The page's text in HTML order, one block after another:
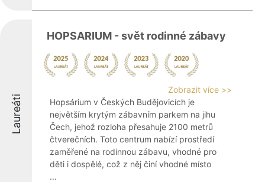
Laureáti
HOPSARIUM - svět rodinné zábavy
Zobrazit více >>
Hopsárium v Českých Budějovicích je
největším krytým zábavním parkem na jihu
Čech, jehož rozloha přesahuje 2100 metrů
čtverečních. Toto centrum nabízí prostředí
zaměřené na rodinnou zábavu, vhodné pro
děti i dospělé, což z něj činí vhodné místo
...